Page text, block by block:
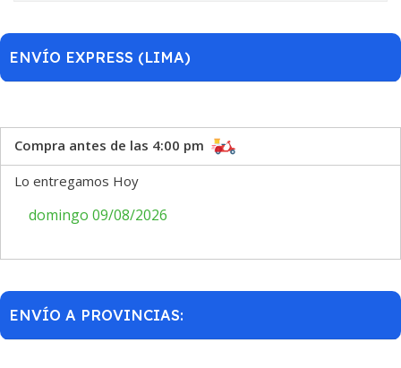
ENVÍO EXPRESS (LIMA)
Compra antes de las 4:00 pm
Lo entregamos Hoy
domingo 09/08/2026
ENVÍO A PROVINCIAS: